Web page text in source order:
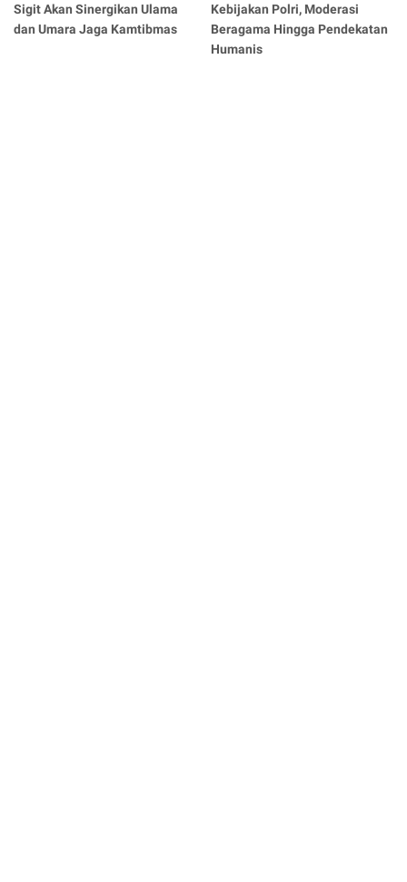
Sigit Akan Sinergikan Ulama
dan Umara Jaga Kamtibmas
Kebijakan Polri, Moderasi
Beragama Hingga Pendekatan
Humanis